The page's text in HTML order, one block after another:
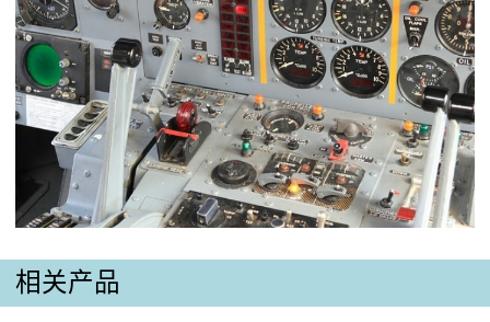
相关产品